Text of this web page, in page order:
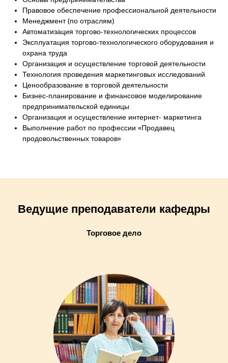
Правовое обеспечение профессиональной деятельности
Менеджмент (по отраслям)
Автоматизация торгово-технологических процессов
Эксплуатация торгово-технологического оборудования и
охрана труда
Организация и осуществление торговой деятельности
Технология проведения маркетинговых исследований
Ценообразование в торговой деятельности
Бизнес-планирование и финансовое моделирование
предпринимательской единицы
Организация и осуществление интернет- маркетинга
Выполнение работ по профессии «Продавец
продовольственных товаров»
Ведущие преподаватели кафедры
Торговое дело